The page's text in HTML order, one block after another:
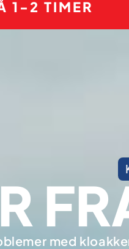
1-2 TIMER
med